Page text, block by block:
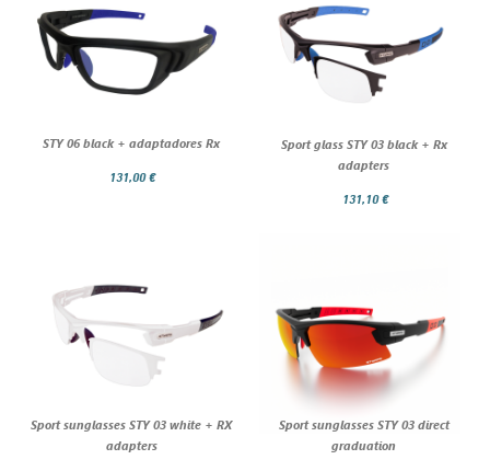
STY 06 black + adaptadores Rx
131,00 €
Sport glass STY 03 black + Rx
adapters
131,10 €
Sport sunglasses STY 03 white + RX
adapters
Sport sunglasses STY 03 direct
graduation